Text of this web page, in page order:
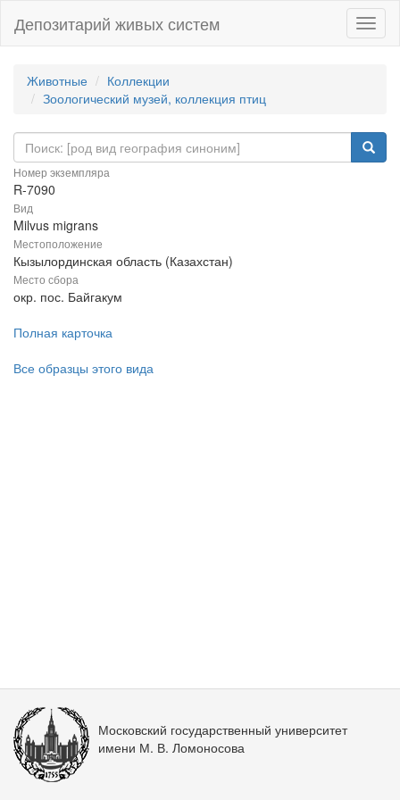
Депозитарий живых систем
Животные
Коллекции
Зоологический музей, коллекция птиц
Номер экземпляра
R-7090
Вид
Milvus migrans
Местоположение
Кызылординская область (Казахстан)
Место сбора
окр. пос. Байгакум
Полная карточка
Все образцы этого вида
Московский государственный университет
имени М. В. Ломоносова